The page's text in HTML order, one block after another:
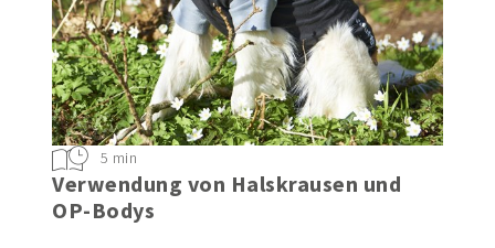
Verwendung von Halskrausen und
OP-Bodys
5 min